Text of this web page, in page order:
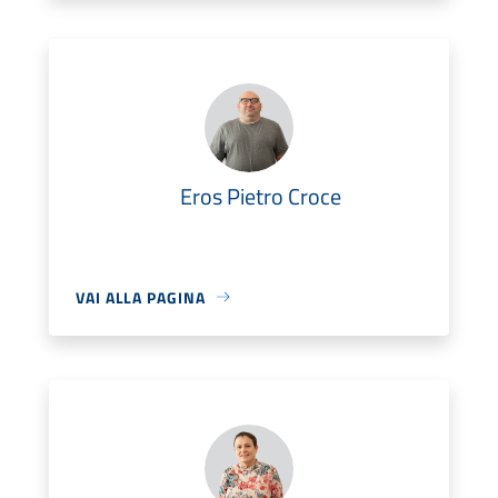
Eros Pietro Croce
VAI ALLA PAGINA